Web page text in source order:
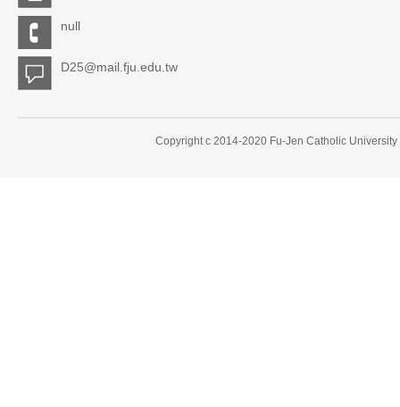
null
D25@mail.fju.edu.tw
Copyright c 2014-2020 Fu-Jen Catholic